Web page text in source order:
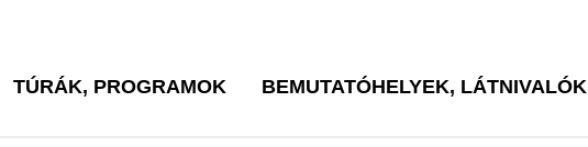
TÚRÁK, PROGRAMOK BEMUTATÓHELYEK, LÁTNIVALÓK